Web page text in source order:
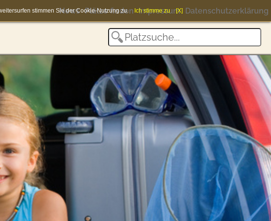
News Plätze finden Impressum Datenschutzerklärung
stimmen Sie der Cookie-Nutzung zu. Ich stimme zu [X]